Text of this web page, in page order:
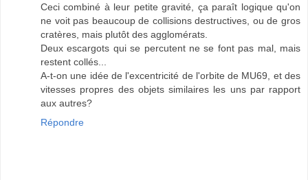
Ceci combiné à leur petite gravité, ça paraît logique qu'on
ne voit pas beaucoup de collisions destructives, ou de gros
cratères, mais plutôt des agglomérats.
Deux escargots qui se percutent ne se font pas mal, mais
restent collés...
A-t-on une idée de l'excentricité de l'orbite de MU69, et des
vitesses propres des objets similaires les uns par rapport
aux autres?
Répondre